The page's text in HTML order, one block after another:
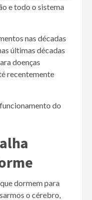
e todo o sistema
nas décadas
últimas décadas
doenças
recentemente
do
dormem para
o cérebro,